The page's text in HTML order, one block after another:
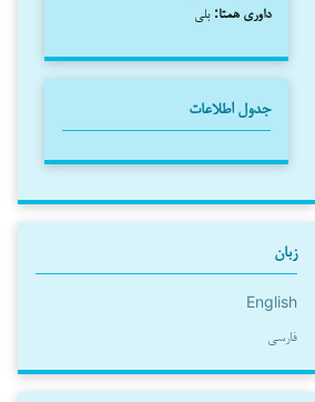
داوری همتا: بلی
جدول اطلاعات
زبان
English
فارسی